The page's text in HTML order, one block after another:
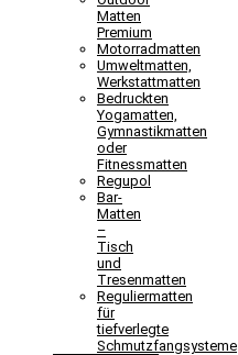
Matten
Premium
Motorradmatten
Umweltmatten,
Werkstattmatten
Bedruckten
Yogamatten,
Gymnastikmatten
oder
Fitnessmatten
Regupol
Bar-
Matten
–
Tisch
und
Tresenmatten
Reguliermatten
für
tiefverlegte
Schmutzfangsysteme